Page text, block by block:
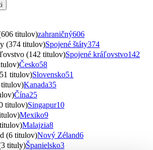
titulov)zahraničný606
(374 titulov)Spojené štáty374
(142 titulov)Spojené kráľovstvo142
Česko58
titulov)Slovensko51
titulov)Kanada35
Čína25
titulov)Singapur10
Mexiko9
Malajzia8
(6 titulov)Nový Zéland6
tituly)Španielsko3